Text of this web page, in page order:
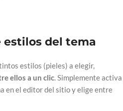
estilos del tema
estilos (pieles) a elegir,
ellos a un clic. Simplemente activa
en el editor del sitio y elige entre